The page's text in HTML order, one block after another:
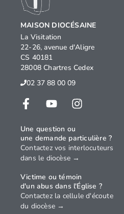
MAISON DIOCÉSAINE
La Visitation
22-26, avenue d'Aligre
CS 40181
28008 Chartres Cedex
02 37 88 00 09
Une question ou
une demande particulière ?
Contactez vos interlocuteurs
dans le diocèse →
Victime ou témoin
d'un abus dans l'Église ?
Contactez la cellule d'écoute
du diocèse →